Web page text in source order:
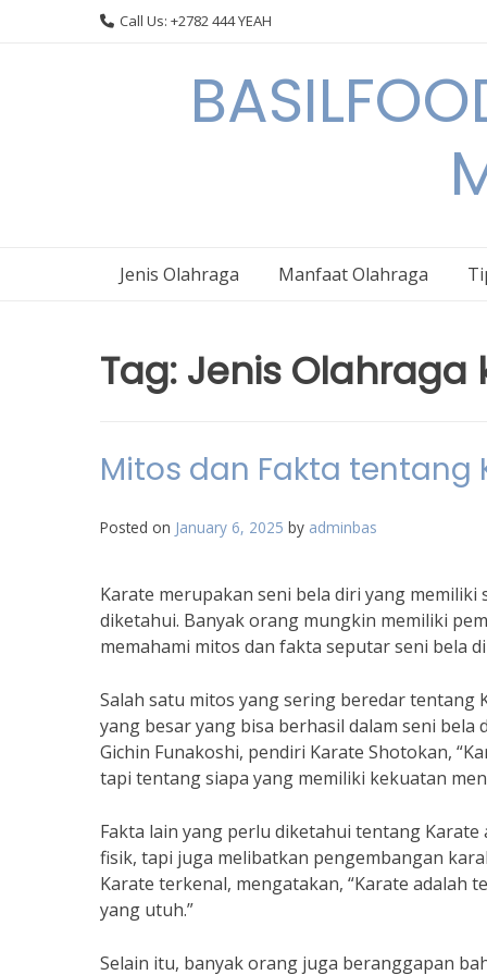
Call Us: +2782 444 YEAH
Jenis Olahraga Manfaat Olahraga
Tag: Jenis Olahraga
Mitos dan Fakta tentang
Posted on January 6, 2025 by adminbas
Karate merupakan seni bela diri yang
diketahui. Banyak orang mungkin memiliki
memahami mitos dan fakta seputar seni bela
Salah satu mitos yang sering beredar tentang
yang besar yang bisa berhasil dalam seni
Gichin Funakoshi, pendiri Karate Shotokan,
tapi tentang siapa yang memiliki kekuatan
Fakta lain yang perlu diketahui tentang
fisik, tapi juga melibatkan pengembangan
Karate terkenal, mengatakan, “Karate adalah
yang utuh.”
Selain itu, banyak orang juga beranggapan